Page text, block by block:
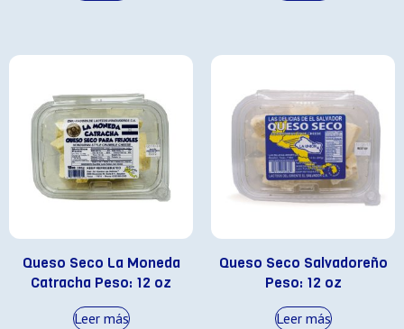
Queso Seco La Moneda
Catracha Peso: 12 oz
Leer más
Queso Seco Salvadoreño
Peso: 12 oz
Leer más